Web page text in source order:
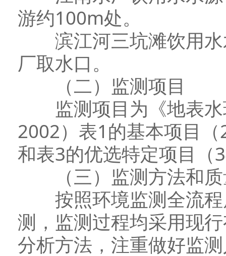
游约100m处。
滨江河三坑滩饮用水
厂取水口。
（二）监测项目
监测项目为《地表水
2002）表1的基本项目
和表3的优选特定项目（
（三）监测方法和质
按照环境监测全流程
测，监测过程均采用现
分析方法，注重做好监